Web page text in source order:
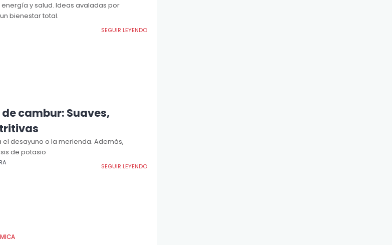
y salud. Ideas avaladas por
bienestar total.
SEGUIR LEYENDO
cambur: Suaves,
desayuno o la merienda. Además,
de potasio
SEGUIR LEYENDO